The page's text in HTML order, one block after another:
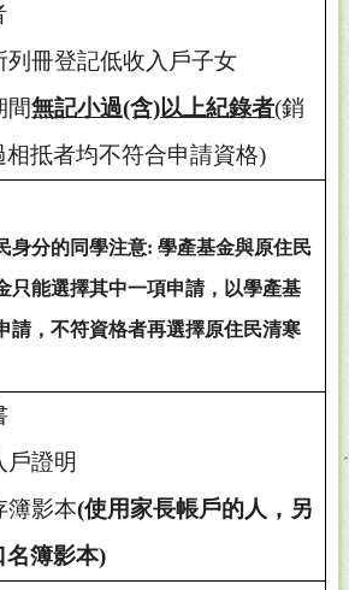
列冊登記低收入戶子女
間無記小過(含)以上紀錄者(銷
相抵者均不符合申請資格)
身分的同學注意: 學產基金與原住民
只能選擇其中一項申請，以學產基
請，不符資格者再選擇原住民清寒
戶證明
簿影本(使用家長帳戶的人，另
名簿影本)